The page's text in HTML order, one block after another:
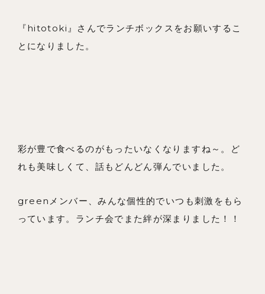
家づくりの流れ
『hitotoki』さんでランチボックスをお願いするこ
とになりました。
彩が豊で食べるのがもったいなくなりますね～。ど
れも美味しくて、話もどんどん弾んでいました。
greenメンバー、みんな個性的でいつも刺激をもら
っています。ランチ会でまた絆が深まりました！！